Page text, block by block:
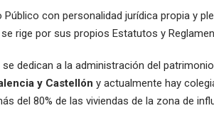
con personalidad jurídica propia y
rige por sus propios Estatutos y
dedican a la administración del
y Castellón y actualmente hay
del 80% de las viviendas de la zona de